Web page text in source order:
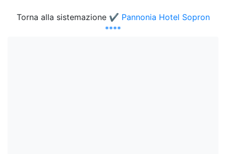
Torna alla sistemazione ✔️ Pannonia Hotel Sopron
****